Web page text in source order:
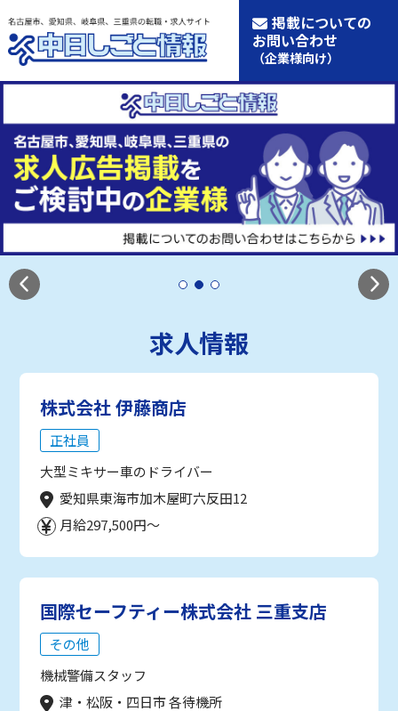
掲載についての
お問い合わせ
（企業様向け）
求人情報
株式会社 伊藤商店
正社員
大型ミキサー車のドライバー
愛知県東海市加木屋町六反田12
月給297,500円～
国際セーフティー株式会社 三重支店
その他
機械警備スタッフ
津・松阪・四日市 各待機所